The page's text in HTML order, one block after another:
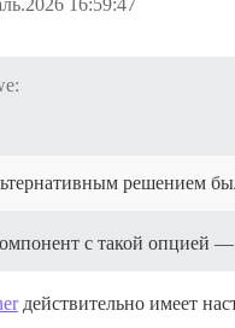
16:59:47
решением
с такой опцией
действительно имеет